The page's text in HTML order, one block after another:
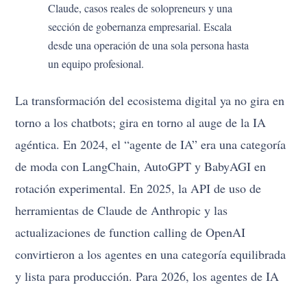
Claude, casos reales de solopreneurs y una
sección de gobernanza empresarial. Escala
desde una operación de una sola persona hasta
un equipo profesional.
La transformación del ecosistema digital ya no gira en
torno a los chatbots; gira en torno al auge de la IA
agéntica. En 2024, el “agente de IA” era una categoría
de moda con LangChain, AutoGPT y BabyAGI en
rotación experimental. En 2025, la API de uso de
herramientas de Claude de Anthropic y las
actualizaciones de function calling de OpenAI
convirtieron a los agentes en una categoría equilibrada
y lista para producción. Para 2026, los agentes de IA